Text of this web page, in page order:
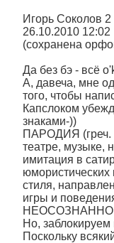
Игорь Соколов 2
26.10.2010 12:02
(сохранена
Да без бэ - всё
А, давеча, мне
того, чтобы
Капслоком
знаками-))
ПАРОДИЯ (греч.
театре, музыке,
имитация в
стиля,
игры и
Но, заблокируем
Поскольку